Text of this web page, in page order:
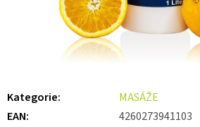
Kategorie:
MASÁŽE
EAN:
4260273941103